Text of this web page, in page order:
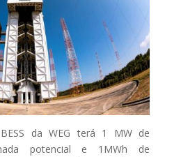
da WEG terá 1 MW de
potencial e 1MWh de